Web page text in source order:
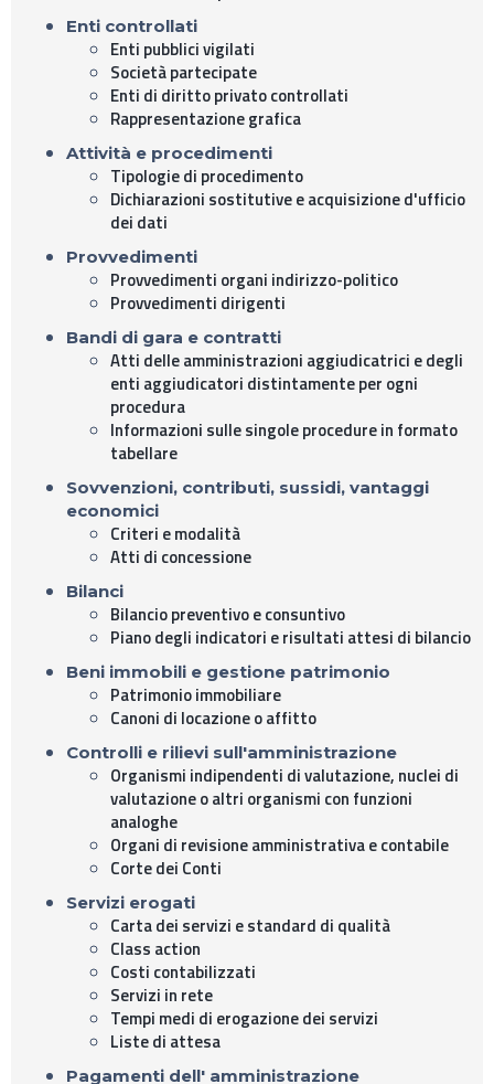
Enti controllati
Enti pubblici vigilati
Società partecipate
Enti di diritto privato controllati
Rappresentazione grafica
Attività e procedimenti
Tipologie di procedimento
Dichiarazioni sostitutive e acquisizione d'ufficio
dei dati
Provvedimenti
Provvedimenti organi indirizzo-politico
Provvedimenti dirigenti
Bandi di gara e contratti
Atti delle amministrazioni aggiudicatrici e degli
enti aggiudicatori distintamente per ogni
procedura
Informazioni sulle singole procedure in formato
tabellare
Sovvenzioni, contributi, sussidi, vantaggi
economici
Criteri e modalità
Atti di concessione
Bilanci
Bilancio preventivo e consuntivo
Piano degli indicatori e risultati attesi di bilancio
Beni immobili e gestione patrimonio
Patrimonio immobiliare
Canoni di locazione o affitto
Controlli e rilievi sull'amministrazione
Organismi indipendenti di valutazione, nuclei di
valutazione o altri organismi con funzioni
analoghe
Organi di revisione amministrativa e contabile
Corte dei Conti
Servizi erogati
Carta dei servizi e standard di qualità
Class action
Costi contabilizzati
Servizi in rete
Tempi medi di erogazione dei servizi
Liste di attesa
Pagamenti dell' amministrazione